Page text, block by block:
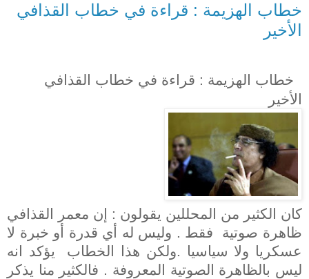
خطاب الهزيمة : قراءة في خطاب القذافي
الأخير
خطاب الهزيمة : قراءة في خطاب القذافي
الأخير
كان الكثير من المحللين يقولون : إن معمر القذافي
ظاهرة صوتية
فقط . وليس له أي قدرة أو خبرة لا
عسكريا ولا سياسيا .ولكن هذا الخطاب
يؤكد انه
ليس بالظاهرة الصوتية المعروفة . فالكثير منا يذكر